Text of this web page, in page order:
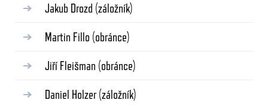
Jakub Drozd (záložník)
Martin Fillo (obránce)
Jiří Fleišman (obránce)
Daniel Holzer (záložník)